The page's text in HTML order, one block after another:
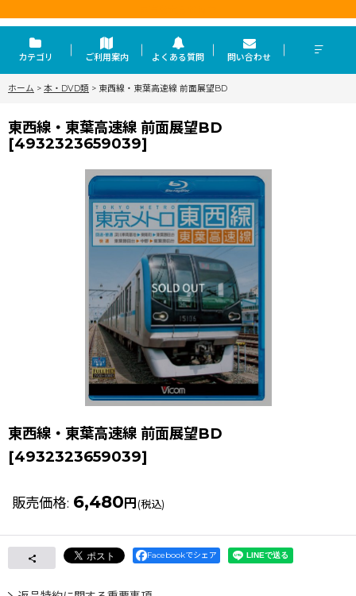
カテゴリ ご利用案内 よくある質問 問い合わせ
ホーム > 本・DVD類 > 東西線・東葉高速線 前面展望BD
東西線・東葉高速線 前面展望BD
[4932323659039]
東西線・東葉高速線 前面展望BD
[4932323659039]
販売価格: 6,480 円 (税込)
Facebookでシェア